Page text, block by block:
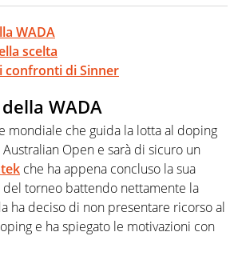
WADA
scelta
confronti di Sinner
WADA
mondiale che guida la lotta al doping
Open e sarà di sicuro un
che ha appena concluso la sua
torneo battendo nettamente la
ha deciso di non presentare ricorso al
e ha spiegato le motivazioni con